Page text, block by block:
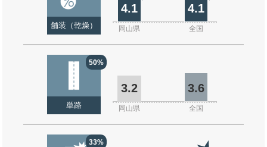
舗装（乾燥）
4.1 4.1
岡山県 全国
50%
単路
3.2 3.6
岡山県 全国
33%